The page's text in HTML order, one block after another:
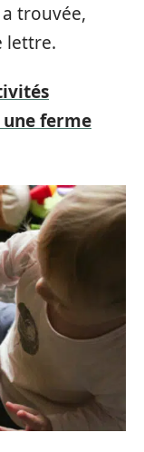
trouvée,
lettre.
ferme